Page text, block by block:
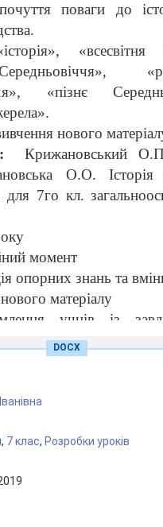
поваги до
«всесвітня
«пізнє
нового
Крижановський
О.О. Історія
для 7­го кл.
момент
опорних знань та
матеріалу
учнів із
курсу.
«історія середніх
межі й
віків.
історії.
та систематизація
DOCX
, 7 клас, Розробки уроків